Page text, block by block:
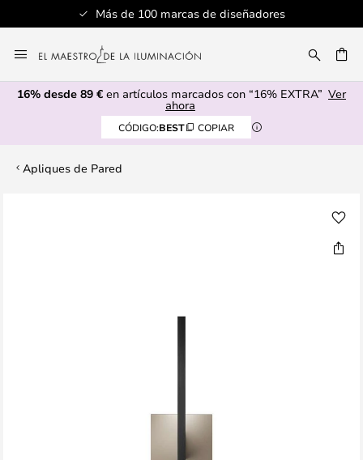
Más de 100 marcas de diseñadores
al
contenido
16% desde 89 € en artículos marcados con “16% EXTRA” Ver
ahora
CÓDIGO:BEST COPIAR
Apliques de Pared